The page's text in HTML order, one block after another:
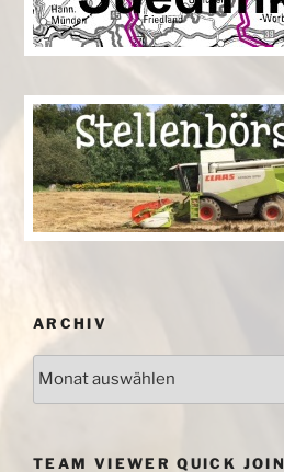
ARCHIV
TEAM VIEWER QUICK JOIN